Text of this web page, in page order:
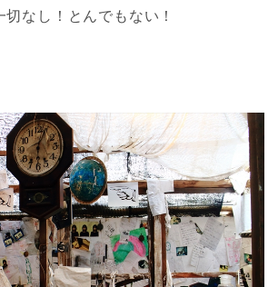
なし！とんでもない！